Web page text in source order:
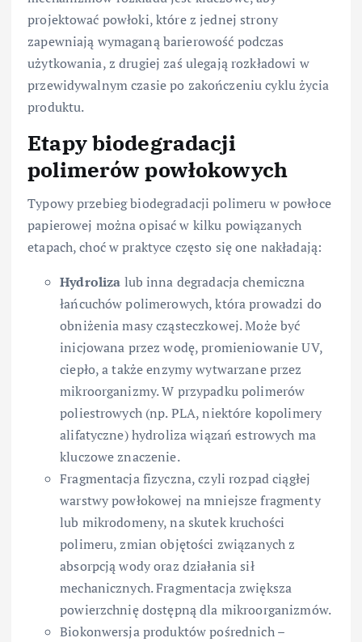
projektować powłoki, które z jednej strony
zapewniają wymaganą barierowość podczas
użytkowania, z drugiej zaś ulegają rozkładowi w
przewidywalnym czasie po zakończeniu cyklu życia
produktu.
Etapy biodegradacji
polimerów powłokowych
Typowy przebieg biodegradacji polimeru w powłoce
papierowej można opisać w kilku powiązanych
etapach, choć w praktyce często się one nakładają:
Hydroliza lub inna degradacja chemiczna
łańcuchów polimerowych, która prowadzi do
obniżenia masy cząsteczkowej. Może być
inicjowana przez wodę, promieniowanie UV,
ciepło, a także enzymy wytwarzane przez
mikroorganizmy. W przypadku polimerów
poliestrowych (np. PLA, niektóre kopolimery
alifatyczne) hydroliza wiązań estrowych ma
kluczowe znaczenie.
Fragmentacja fizyczna, czyli rozpad ciągłej
warstwy powłokowej na mniejsze fragmenty
lub mikrodomeny, na skutek kruchości
polimeru, zmian objętości związanych z
absorpcją wody oraz działania sił
mechanicznych. Fragmentacja zwiększa
powierzchnię dostępną dla mikroorganizmów.
Biokonwersja produktów pośrednich –